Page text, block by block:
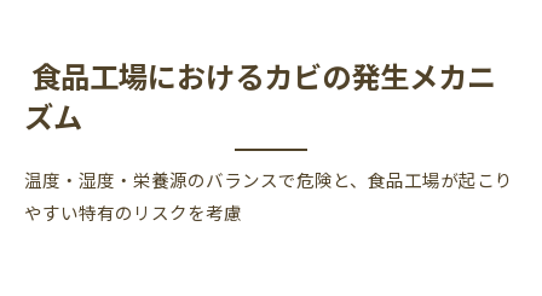
食品工場におけるカビの発生メカニ
ズム
温度・湿度・栄養源のバランスで危険と、食品工場が起こり
やすい特有のリスクを考慮